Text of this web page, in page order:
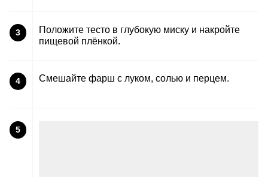
3
Положите тесто в глубокую миску и накройте
пищевой плёнкой.
4 Смешайте фарш с луком, солью и перцем.
5